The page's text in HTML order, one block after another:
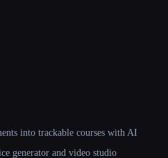
into trackable courses with AI
generator and video studio